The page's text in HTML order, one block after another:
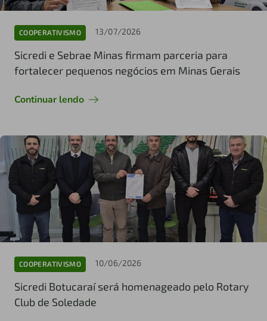
COOPERATIVISMO 13/07/2026
Sicredi e Sebrae Minas firmam parceria para
fortalecer pequenos negócios em Minas Gerais
Continuar lendo
COOPERATIVISMO 10/06/2026
Sicredi Botucaraí será homenageado pelo Rotary
Club de Soledade